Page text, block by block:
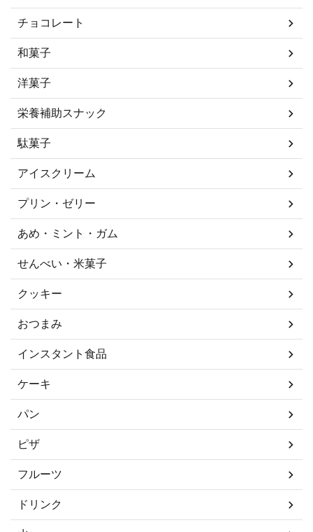
チョコレート
和菓子
洋菓子
栄養補助スナック
駄菓子
アイスクリーム
プリン・ゼリー
あめ・ミント・ガム
せんべい・米菓子
クッキー
おつまみ
インスタント食品
ケーキ
パン
ピザ
フルーツ
ドリンク